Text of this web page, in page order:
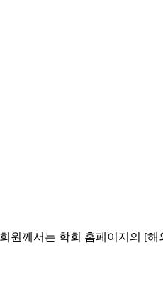
원께서는 학회 홈페이지의 [해